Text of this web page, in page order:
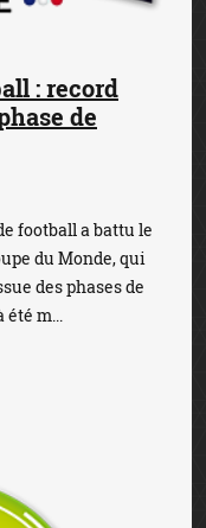
: record
de
football a battu le
du Monde, qui
des phases de
été m...